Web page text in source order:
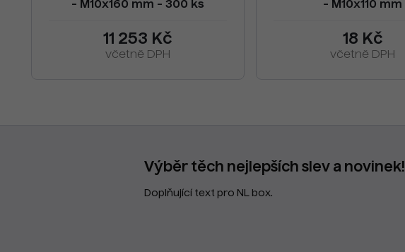
- M10x160 mm - 300 ks
11 253 Kč
včetně DPH
- M10x110 mm
18 Kč
včetně DPH
Výběr těch nejlepších slev a novinek!
Doplňující text pro NL box.